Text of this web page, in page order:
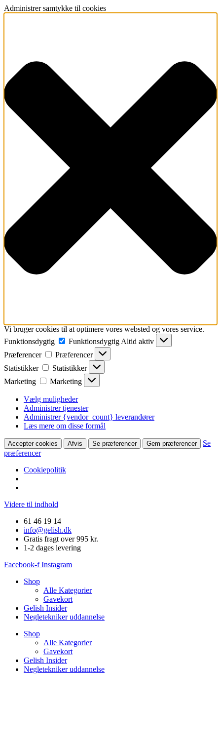
Administrer samtykke til cookies
Vi bruger cookies til at optimere vores websted og vores service.
Funktionsdygtig
Funktionsdygtig Altid aktiv
Præferencer
Præferencer
Statistikker
Statistikker
Marketing
Marketing
Vælg muligheder
Administrer tjenester
Administrer {vendor_count} leverandører
Læs mere om disse formål
Accepter cookies Afvis Se præferencer Gem præferencer
Se
præferencer
Cookiepolitik
Videre til indhold
61 46 19 14
info@gelish.dk
Gratis fragt over 995 kr.
1-2 dages levering
Facebook-f Instagram
Shop
Alle Kategorier
Gavekort
Gelish Insider
Negletekniker uddannelse
Shop
Alle Kategorier
Gavekort
Gelish Insider
Negletekniker uddannelse